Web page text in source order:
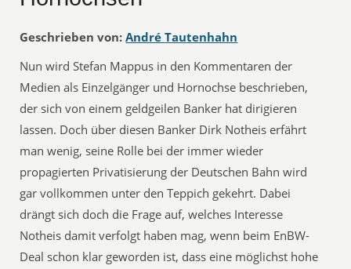
Geschrieben von: André Tautenhahn
Nun wird Stefan Mappus in den Kommentaren der
Medien als Einzelgänger und Hornochse beschrieben,
der sich von einem geldgeilen Banker hat dirigieren
lassen. Doch über diesen Banker Dirk Notheis erfährt
man wenig, seine Rolle bei der immer wieder
propagierten Privatisierung der Deutschen Bahn wird
gar vollkommen unter den Teppich gekehrt. Dabei
drängt sich doch die Frage auf, welches Interesse
Notheis damit verfolgt haben mag, wenn beim EnBW-
Deal schon klar geworden ist, dass eine möglichst hohe